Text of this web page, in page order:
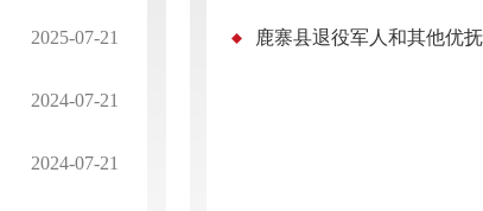
2025-07-21
2024-07-21
2024-07-21